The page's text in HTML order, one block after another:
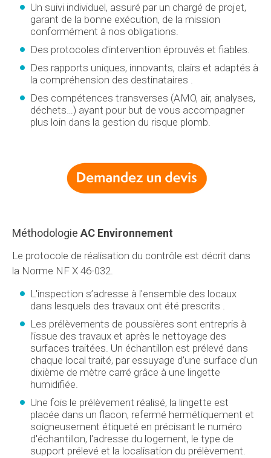
Un suivi individuel, assuré par un chargé de projet,
garant de la bonne exécution, de la mission
conformément à nos obligations.
Des protocoles d’intervention éprouvés et fiables.
Des rapports uniques, innovants, clairs et adaptés à
la compréhension des destinataires .
Des compétences transverses (AMO, air, analyses,
déchets…) ayant pour but de vous accompagner
plus loin dans la gestion du risque plomb.
Méthodologie AC Environnement
Le protocole de réalisation du contrôle est décrit dans
la Norme NF X 46-032.
L'inspection s’adresse à l'ensemble des locaux
dans lesquels des travaux ont été prescrits .
Les prélèvements de poussières sont entrepris à
l’issue des travaux et après le nettoyage des
surfaces traitées. Un échantillon est prélevé dans
chaque local traité, par essuyage d'une surface d'un
dixième de mètre carré grâce à une lingette
humidifiée.
Une fois le prélèvement réalisé, la lingette est
placée dans un flacon, refermé hermétiquement et
soigneusement étiqueté en précisant le numéro
d'échantillon, l'adresse du logement, le type de
support prélevé et la localisation du prélèvement.